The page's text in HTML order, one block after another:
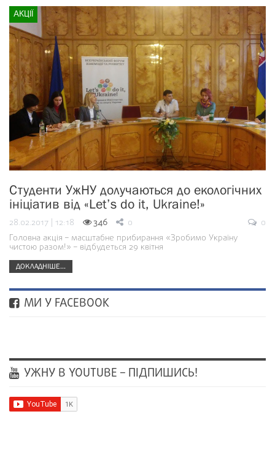
АКЦІЇ
Студенти УжНУ долучаються до екологічних
ініціатив від «Let’s do it, Ukraine!»
28.02.2017 | 12:18 346 0
0
Головна акція – масштабне прибирання «Зробимо Україну
чистою разом!» – відбудеться 29 квітня
ДОКЛАДНІШЕ...
МИ У FACEBOOK
УЖНУ В YOUTUBE – ПІДПИШИСЬ!